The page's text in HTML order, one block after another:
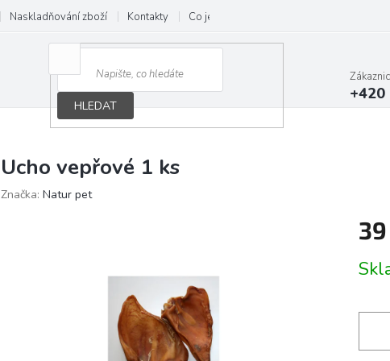
Naskladňování zboží Kontakty Co je B.A.R.F.
HLEDAT
+420
Ucho vepřové 1 ks
Značka: Natur pet
cena: